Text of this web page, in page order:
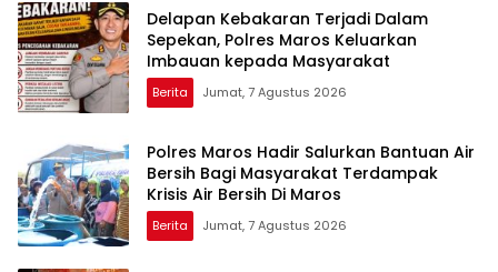
Delapan Kebakaran Terjadi Dalam
Sepekan, Polres Maros Keluarkan
Imbauan kepada Masyarakat
Berita Jumat, 7 Agustus 2026
Polres Maros Hadir Salurkan Bantuan Air
Bersih Bagi Masyarakat Terdampak
Krisis Air Bersih Di Maros
Berita Jumat, 7 Agustus 2026